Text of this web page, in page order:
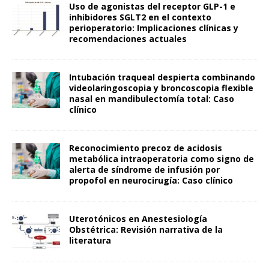
Uso de agonistas del receptor GLP-1 e
inhibidores SGLT2 en el contexto
perioperatorio: Implicaciones clínicas y
recomendaciones actuales
Intubación traqueal despierta combinando
videolaringoscopia y broncoscopia flexible
nasal en mandibulectomía total: Caso
clínico
Reconocimiento precoz de acidosis
metabólica intraoperatoria como signo de
alerta de síndrome de infusión por
propofol en neurocirugía: Caso clínico
Uterotónicos en Anestesiología
Obstétrica: Revisión narrativa de la
literatura